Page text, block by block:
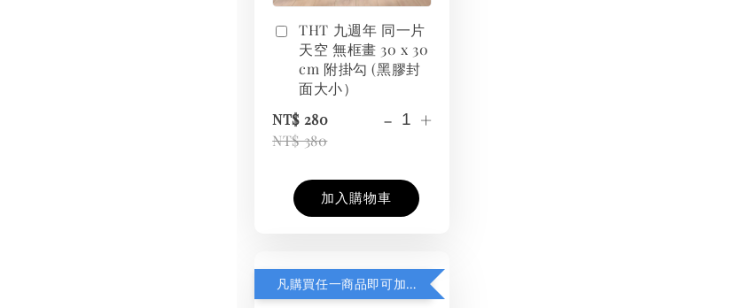
THT 九週年 同一片
天空 無框畫 30 x 30
cm 附掛勾 (黑膠封
面大小）
NT$ 280
NT$ 380
- +
加入購物車
凡購買任一商品即可加購 THT 九週年紀念 T-shirt